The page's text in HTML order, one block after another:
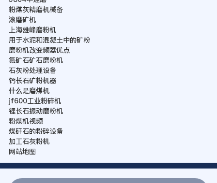
粉煤灰精磨机械备
滚磨矿机
上海雄峰磨粉机
用于水泥和混凝土中的矿粉
磨粉机改变频器优点
氟矿石矿石磨粉机
石灰粉处理设备
钙长石矿粉机器
什么是磨煤机
jf600工业粉碎机
锂长石振动磨粉机
粉煤机视频
煤矸石的粉碎设备
加工石灰粉机
网站地图